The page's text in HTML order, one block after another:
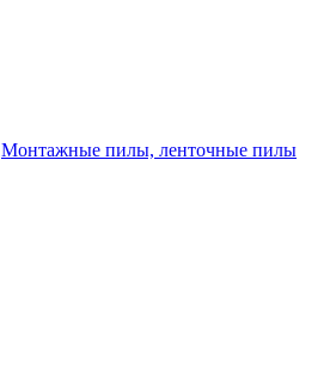
Монтажные пилы, ленточные пилы